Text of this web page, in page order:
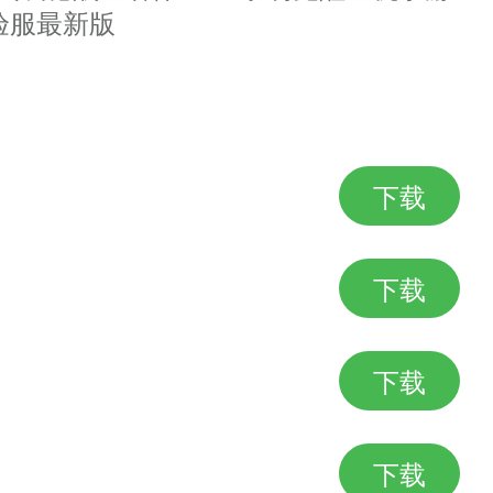
角色人物系统，羁绊仙缘乱世
服最新版
下载
下载
下载
下载